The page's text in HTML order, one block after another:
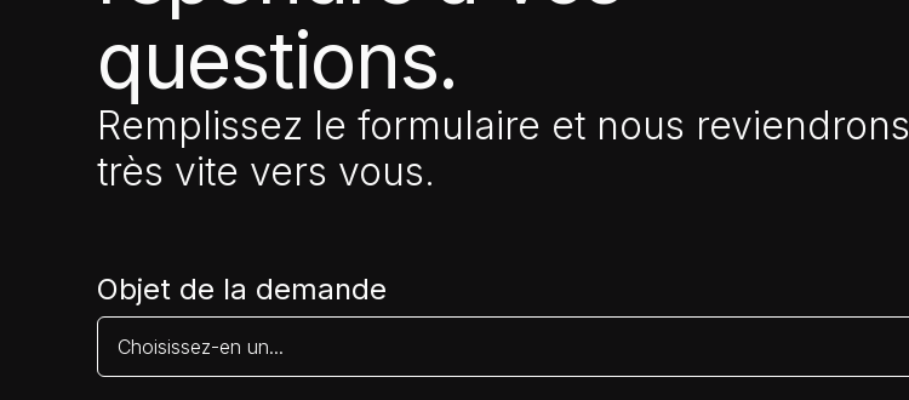
questions.
Remplissez le formulaire et nous reviendrons
très vite vers vous.
Objet de la demande